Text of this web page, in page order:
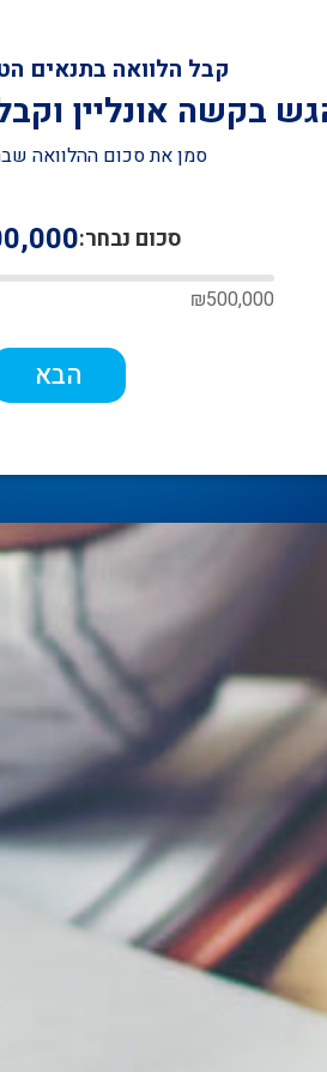
קבל הלוואה בתנאים
בקשה אונליין
סמן את סכום ההלוואה
סכום נבחר:
500,000
₪
הבא